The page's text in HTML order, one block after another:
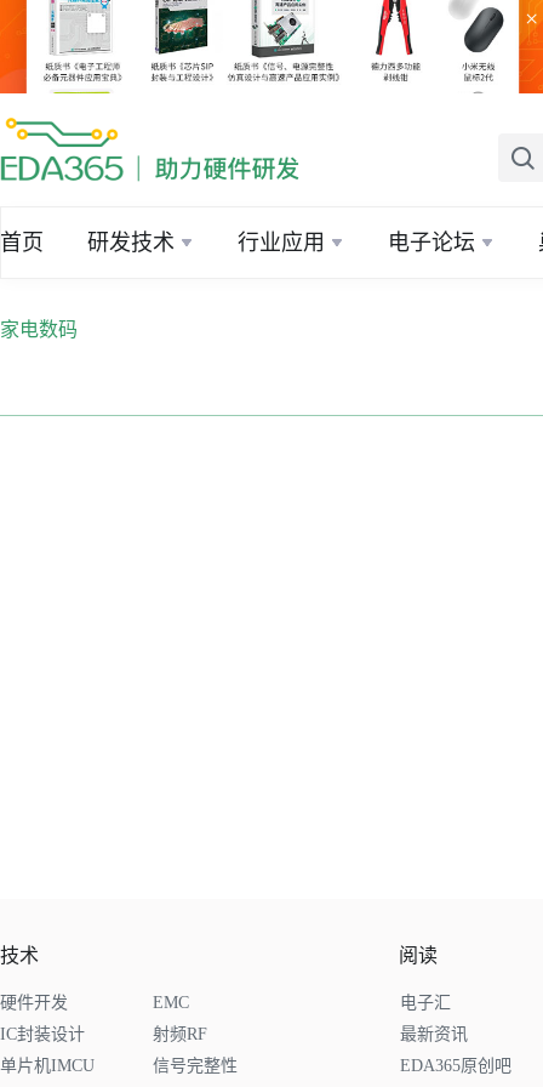
×
首页 研发技术 行业应用 电子论坛
家电数码
技术
硬件开发
EMC
IC封装设计
射频RF
单片机IMCU
信号完整性
阅读
电子汇
最新资讯
EDA365原创吧